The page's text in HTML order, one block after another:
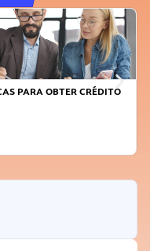
PARA OBTER CRÉDITO